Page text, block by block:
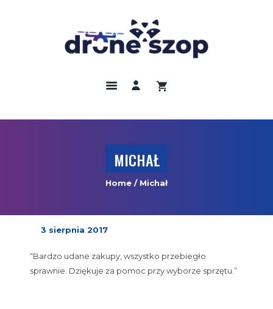
MICHAŁ
Home Michał
KAMERY TERMOWIZYJNE
UBEZPIECZENIA
REGULAMIN
3 sierpnia 2017
“Bardzo udane zakupy, wszystko przebiegło
sprawnie. Dziękuje za pomoc przy wyborze sprzętu.”